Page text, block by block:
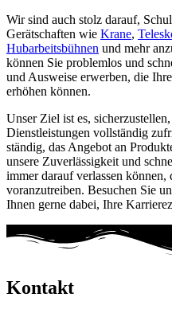
Wir sind auch stolz darauf,
Gerätschaften wie Krane,
Hubarbeitsbühnen und mehr
können Sie problemlos und
und Ausweise erwerben, die
erhöhen können.
Unser Ziel ist es,
Dienstleistungen vollständig
ständig, das Angebot an
unsere Zuverlässigkeit und
immer darauf verlassen
voranzutreiben. Besuchen Sie
Ihnen gerne dabei, Ihre
Kontakt